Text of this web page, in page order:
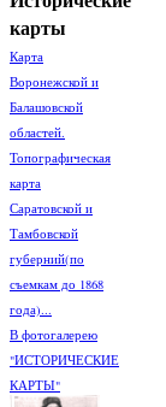
карты
Карта
Воронежской и
Балашовской
областей.
Топографическая
карта
Саратовской и
Тамбовской
губерний(по
съемкам до 1868
года)...
В фотогалерею
"ИСТОРИЧЕСКИЕ
КАРТЫ"